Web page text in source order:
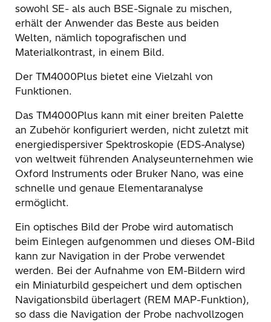
sowohl SE- als auch BSE-Signale zu mischen,
erhält der Anwender das Beste aus beiden
Welten, nämlich topografischen und
Materialkontrast, in einem Bild.
Der TM4000Plus bietet eine Vielzahl von
Funktionen.
Das TM4000Plus kann mit einer breiten Palette
an Zubehör konfiguriert werden, nicht zuletzt mit
energiedispersiver Spektroskopie (EDS-Analyse)
von weltweit führenden Analyseunternehmen wie
Oxford Instruments oder Bruker Nano, was eine
schnelle und genaue Elementaranalyse
ermöglicht.
Ein optisches Bild der Probe wird automatisch
beim Einlegen aufgenommen und dieses OM-Bild
kann zur Navigation in der Probe verwendet
werden. Bei der Aufnahme von EM-Bildern wird
ein Miniaturbild gespeichert und dem optischen
Navigationsbild überlagert (REM MAP-Funktion),
so dass die Navigation der Probe nachvollzogen